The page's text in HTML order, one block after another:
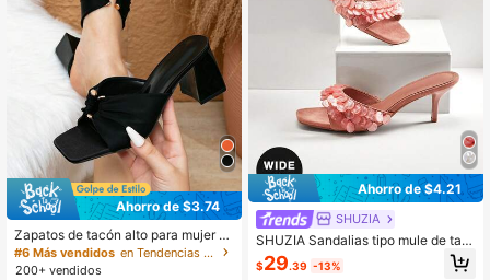
Ahorro de $3.74
Zapatos de tacón alto para mujer d
e talla grande, ajuste ancho, elegan
tes y versátiles, de tela negra con a
#6 Más vendidos
en Tendencias de otoño Sandalias de mujer de corte
200+ vendidos
Ahorro de $4.21
SHUZIA
SHUZIA Sandalias tipo mule de tac
ón bajo Waverly Shell para mujer de
ajuste ancho, artículos esenciales d
$29.39 -13%